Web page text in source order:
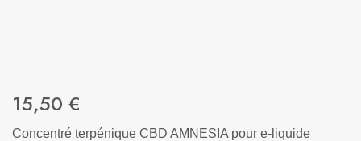
15,50 €
Concentré terpénique CBD AMNESIA pour e-liquide